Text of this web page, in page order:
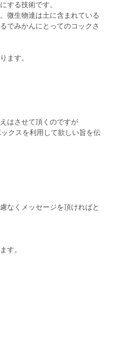
する技術です。
微生物達は土に含まれている
でみかんにとってのコックさ
ます。
はさせて頂くのですが
クスを利用して欲しい旨を伝
なくメッセージを頂ければと
す。